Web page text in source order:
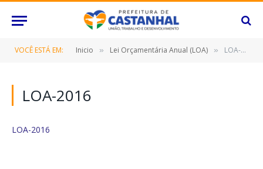
VOCÊ ESTÁ EM: Inicio » Lei Orçamentária Anual (LOA) » LOA-2016
LOA-2016
LOA-2016